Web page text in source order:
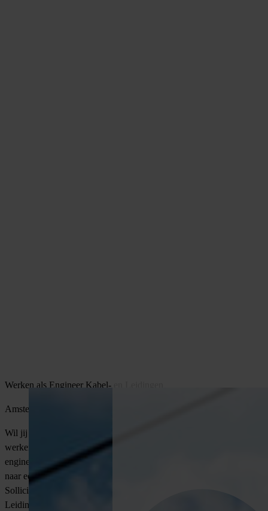
Werken als Engineer Kabel- en Leidingen
Amsterdam | 32-40 uur | €3.000 tot €5.500 p/m
Wil jij bijdragen aan de energietransitie van Nederland door te
werken aan innovatieve en regionale projecten? Heb jij ervaring met
engineering en ontwerp van kabels en leidingen, en ben je op zoek
naar een afwisselende functie binnen een toonaangevend bedrijf?
Solliciteer dan via VONDERS op deze vacature Engineer Kabel- en
Leidingen bij onze opdrachtgever.